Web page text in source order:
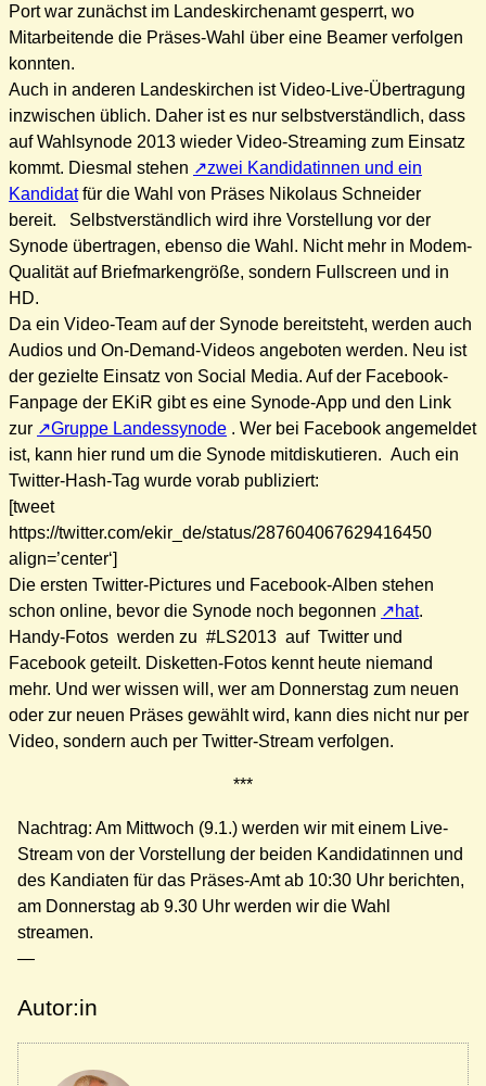
Port war zunächst im Landeskirchenamt gesperrt, wo
Mitarbeitende die Präses-Wahl über eine Beamer verfolgen
konnten.
Auch in anderen Landeskirchen ist Video-Live-Übertragung
inzwischen üblich. Daher ist es nur selbstverständlich, dass
auf Wahlsynode 2013 wieder Video-Streaming zum Einsatz
kommt. Diesmal stehen
zwei Kandidatinnen und ein
Kandidatfür die Wahl von Präses Nikolaus Schneider
bereit. Selbstverständlich wird ihre Vorstellung vor der
Synode übertragen, ebenso die Wahl. Nicht mehr in Modem-
Qualität auf Briefmarkengröße, sondern Fullscreen und in
HD.
Da ein Video-Team auf der Synode bereitsteht, werden auch
Audios und On-Demand-Videos angeboten werden. Neu ist
der gezielte Einsatz von Social Media. Auf der Facebook-
Fanpage der EKiR gibt es eine Synode-App und den Link
zur
Gruppe Landessynode . Wer bei Facebook angemeldet
ist, kann hier rund um die Synode mitdiskutieren. Auch ein
Twitter-Hash-Tag wurde vorab publiziert:
[tweet
https://twitter.com/ekir_de/status/287604067629416450
align=’center‘]
Die ersten Twitter-Pictures und Facebook-Alben stehen
schon online, bevor die Synode noch begonnen
hat.
Handy-Fotos werden zu #LS2013 auf Twitter und
Facebook geteilt. Disketten-Fotos kennt heute niemand
mehr. Und wer wissen will, wer am Donnerstag zum neuen
oder zur neuen Präses gewählt wird, kann dies nicht nur per
Video, sondern auch per Twitter-Stream verfolgen.
***
Nachtrag: Am Mittwoch (9.1.) werden wir mit einem Live-
Stream von der Vorstellung der beiden Kandidatinnen und
des Kandiaten für das Präses-Amt ab 10:30 Uhr berichten,
am Donnerstag ab 9.30 Uhr werden wir die Wahl
streamen.
—
Autor:in